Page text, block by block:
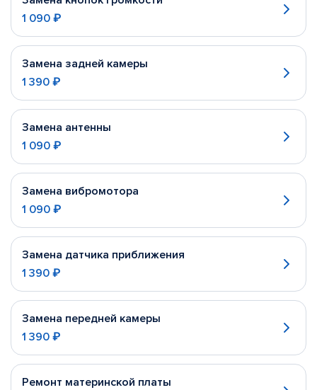
1 090 ₽
Замена задней камеры
1 390 ₽
Замена антенны
1 090 ₽
Замена вибромотора
1 090 ₽
Замена датчика приближения
1 390 ₽
Замена передней камеры
1 390 ₽
Ремонт материнской платы